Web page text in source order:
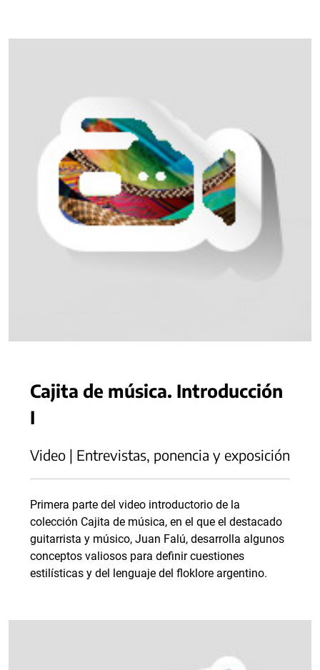
Cajita de música. Introducción
I
Video | Entrevistas, ponencia y exposición
Primera parte del video introductorio de la
colección Cajita de música, en el que el destacado
guitarrista y músico, Juan Falú, desarrolla algunos
conceptos valiosos para definir cuestiones
estilísticas y del lenguaje del floklore argentino.